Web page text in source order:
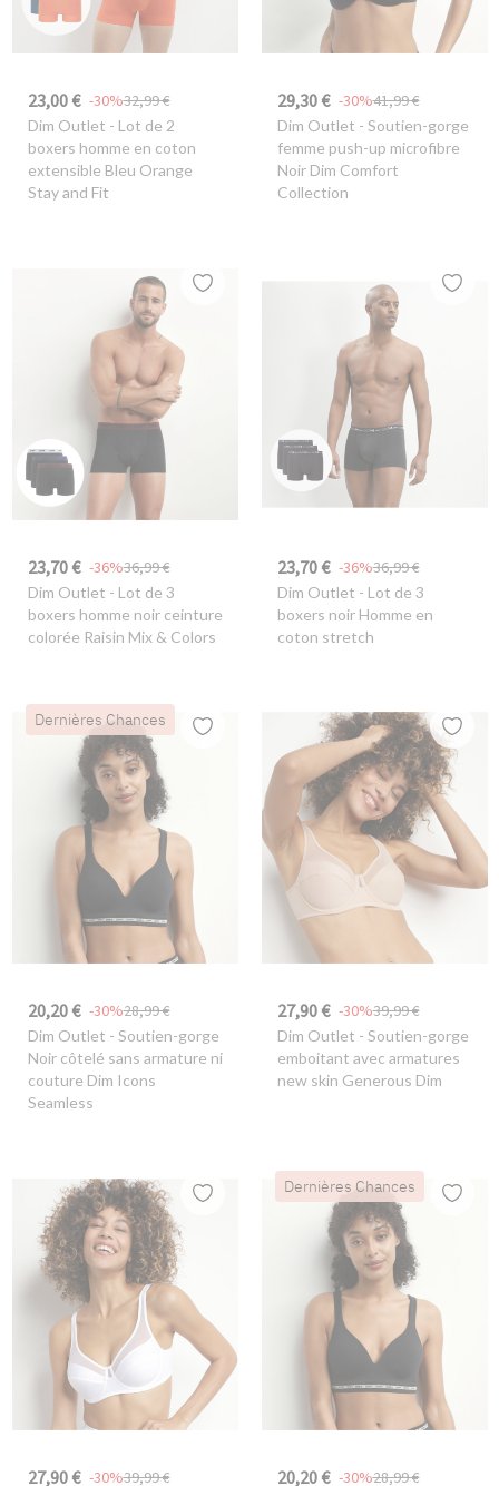
23,00 € 32,99 €
-30%
Dim Outlet - Lot de 2
boxers homme en coton
extensible Bleu Orange
Stay and Fit
29,30 € 41,99 €
-30%
Dim Outlet - Soutien-gorge
femme push-up microfibre
Noir Dim Comfort
Collection
23,70 € 36,99 €
-36%
Dim Outlet - Lot de 3
boxers homme noir ceinture
colorée Raisin Mix & Colors
23,70 € 36,99 €
-36%
Dim Outlet - Lot de 3
boxers noir Homme en
coton stretch
Dernières Chances
20,20 € 28,99 €
-30%
Dim Outlet - Soutien-gorge
Noir côtelé sans armature ni
couture Dim Icons
Seamless
27,90 € 39,99 €
-30%
Dim Outlet - Soutien-gorge
emboitant avec armatures
new skin Generous Dim
27,90 € 39,99 €
-30%
Dernières Chances
20,20 € 28,99 €
-30%